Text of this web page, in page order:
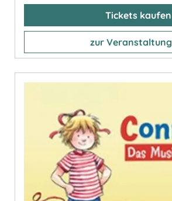
Tickets kaufen
zur Veranstaltung